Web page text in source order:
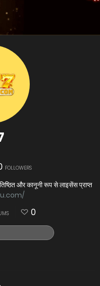
FOLLOWERS
और कानूनी रूप से लाइसेंस प्राप्त
0